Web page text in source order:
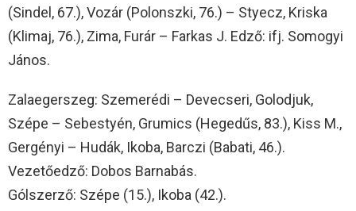
(Sindel, 67.), Vozár (Polonszki, 76.) – Styecz, Kriska
(Klimaj, 76.), Zima, Furár – Farkas J. Edző: ifj. Somogyi
János.
Zalaegerszeg: Szemerédi – Devecseri, Golodjuk,
Szépe – Sebestyén, Grumics (Hegedűs, 83.), Kiss M.,
Gergényi – Hudák, Ikoba, Barczi (Babati, 46.).
Vezetőedző: Dobos Barnabás.
Gólszerző: Szépe (15.), Ikoba (42.).